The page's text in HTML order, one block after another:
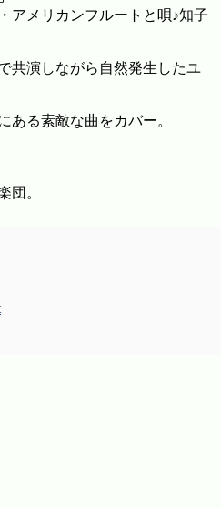
アメリカンフルートと唄♪知子
共演しながら自然発生したユ
ある素敵な曲をカバー。
団。